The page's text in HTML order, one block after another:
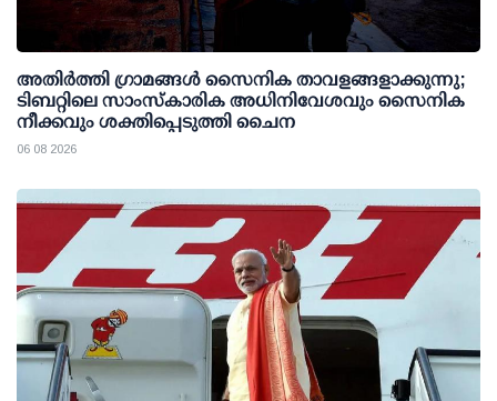
അതിര്‍ത്തി ഗ്രാമങ്ങള്‍ സൈനിക താവളങ്ങളാക്കുന്നു;
ടിബറ്റിലെ സാംസ്‌കാരിക അധിനിവേശവും സൈനിക
നീക്കവും ശക്തിപ്പെടുത്തി ചൈന
06 08 2026